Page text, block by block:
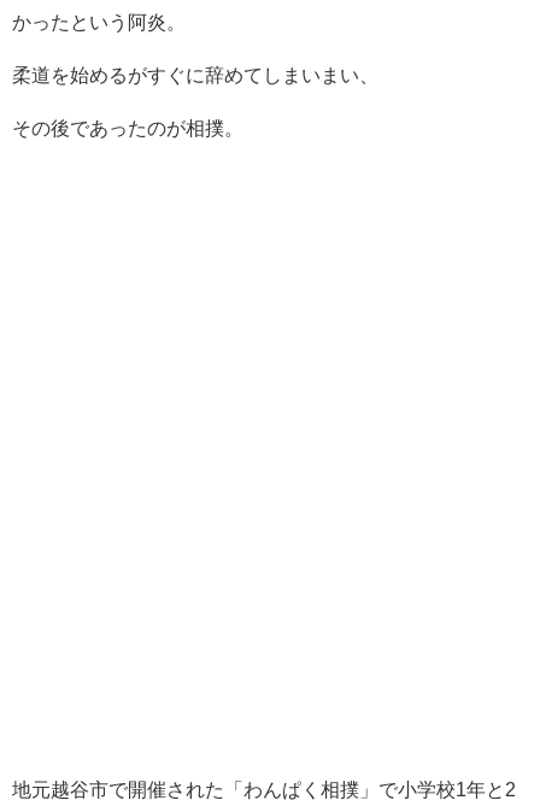
かったという阿炎。
柔道を始めるがすぐに辞めてしまいまい、
その後であったのが相撲。
地元越谷市で開催された「わんぱく相撲」で小学校1年と2